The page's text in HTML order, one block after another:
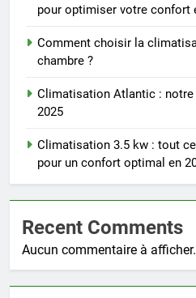
pour optimiser votre confort
Comment choisir la
chambre ?
Climatisation Atlantic :
2025
Climatisation 3.5 kw : tout
pour un confort optimal en
Recent Comments
Aucun commentaire à afficher.